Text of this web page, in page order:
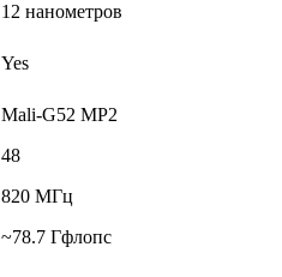
12 нанометров
Yes
Mali-G52 MP2
48
820 МГц
~78.7 Гфлопс